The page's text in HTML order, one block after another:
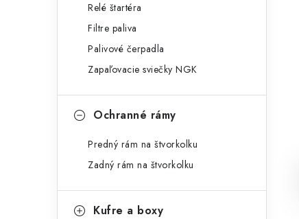
Relé štartéra
Filtre paliva
Palivové čerpadla
Zapaľovacie sviečky NGK
Ochranné rámy
Predný rám na štvorkolku
Zadný rám na štvorkolku
Kufre a boxy